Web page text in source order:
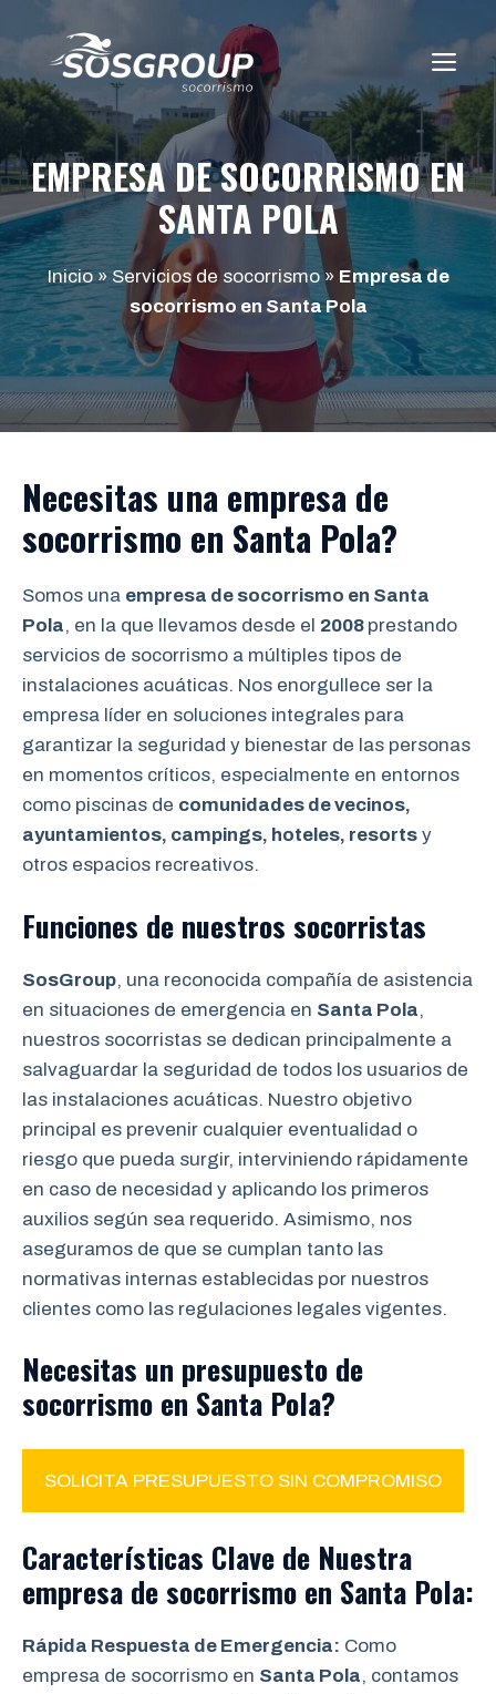
contenido
EMPRESA DE SOCORRISMO EN
SANTA POLA
Inicio» Servicios de socorrismo» Empresa de
socorrismo en Santa Pola
Necesitas una empresa de
socorrismo en Santa Pola?
Somos una empresa de socorrismo en Santa
Pola, en la que llevamos desde el 2008 prestando
servicios de socorrismo a múltiples tipos de
instalaciones acuáticas. Nos enorgullece ser la
empresa líder en soluciones integrales para
garantizar la seguridad y bienestar de las personas
en momentos críticos, especialmente en entornos
como piscinas de comunidades de vecinos,
ayuntamientos, campings, hoteles, resorts y
otros espacios recreativos.
Funciones de nuestros socorristas
SosGroup, una reconocida compañía de asistencia
en situaciones de emergencia en Santa Pola,
nuestros socorristas se dedican principalmente a
salvaguardar la seguridad de todos los usuarios de
las instalaciones acuáticas. Nuestro objetivo
principal es prevenir cualquier eventualidad o
riesgo que pueda surgir, interviniendo rápidamente
en caso de necesidad y aplicando los primeros
auxilios según sea requerido. Asimismo, nos
aseguramos de que se cumplan tanto las
normativas internas establecidas por nuestros
clientes como las regulaciones legales vigentes.
Necesitas un presupuesto de
socorrismo en Santa Pola?
SOLICITA PRESUPUESTO SIN COMPROMISO
Características Clave de Nuestra
empresa de socorrismo en Santa Pola:
Rápida Respuesta de Emergencia: Como
empresa de socorrismo en Santa Pola, contamos